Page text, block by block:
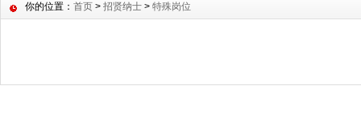
你的位置： 首页 > 招贤纳士 > 特殊岗位